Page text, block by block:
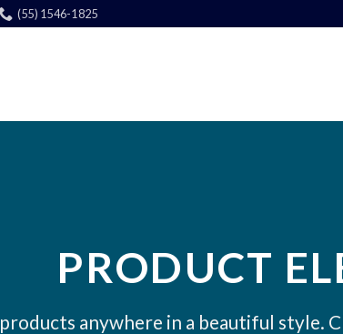
(55) 1546-1825
PRODUCT
anywhere in a beautiful style.